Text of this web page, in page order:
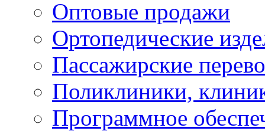
Оптовые продажи
Ортопедические
Пассажирские
Поликлиники,
Программное